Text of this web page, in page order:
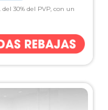
30% del PVP, con un